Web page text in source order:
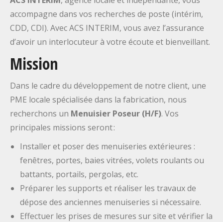
accompagne dans vos recherches de poste (intérim,
CDD, CDI). Avec ACS INTERIM, vous avez l’assurance
d’avoir un interlocuteur à votre écoute et bienveillant.
Mission
Dans le cadre du développement de notre client, une
PME locale spécialisée dans la fabrication, nous
recherchons un Menuisier Poseur (H/F). Vos
principales missions seront :
Installer et poser des menuiseries extérieures :
fenêtres, portes, baies vitrées, volets roulants ou
battants, portails, pergolas, etc.
Préparer les supports et réaliser les travaux de
dépose des anciennes menuiseries si nécessaire.
Effectuer les prises de mesures sur site et vérifier la